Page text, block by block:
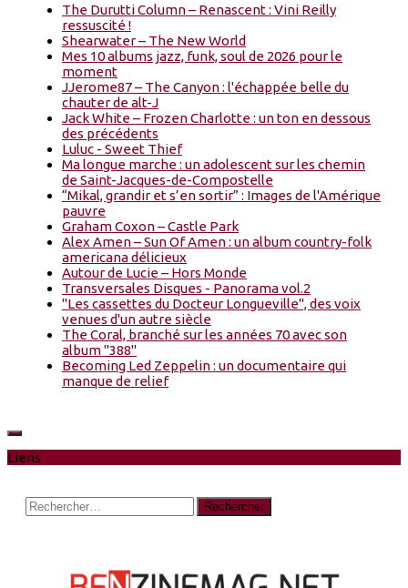
The Durutti Column – Renascent : Vini Reilly
ressuscité !
Shearwater – The New World
Mes 10 albums jazz, funk, soul de 2026 pour le
moment
JJerome87 – The Canyon : l'échappée belle du
chauter de alt-J
Jack White – Frozen Charlotte : un ton en dessous
des précédents
Luluc - Sweet Thief
Ma longue marche : un adolescent sur les chemin
de Saint-Jacques-de-Compostelle
“Mikal, grandir et s’en sortir” : Images de l'Amérique
pauvre
Graham Coxon – Castle Park
Alex Amen – Sun Of Amen : un album country-folk
americana délicieux
Autour de Lucie – Hors Monde
Transversales Disques - Panorama vol.2
"Les cassettes du Docteur Longueville", des voix
venues d'un autre siècle
The Coral, branché sur les années 70 avec son
album "388"
Becoming Led Zeppelin : un documentaire qui
manque de relief
Liens
Rechercher :